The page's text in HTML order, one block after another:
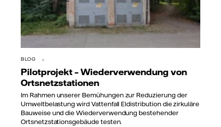
BLOG
Pilotprojekt – Wiederverwendung von
Ortsnetzstationen
Im Rahmen unserer Bemühungen zur Reduzierung der
Umweltbelastung wird Vattenfall Eldistribution die zirkuläre
Bauweise und die Wiederverwendung bestehender
Ortsnetzstationsgebäude testen.